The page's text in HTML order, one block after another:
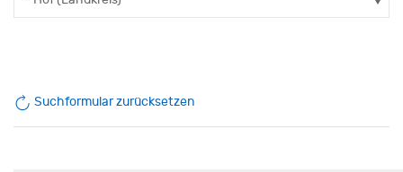
Suchformular zurücksetzen